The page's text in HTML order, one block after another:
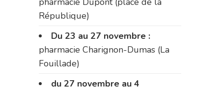
République)
Du 23 au 27 novembre :
pharmacie Charignon-Dumas (La
Fouillade)
du 27 novembre au 4